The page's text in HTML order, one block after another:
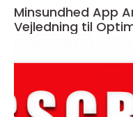
Minsundhed App
Vejledning til